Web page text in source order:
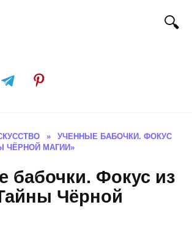
»
УЧЕННЫЕ БАБОЧКИ. ФОКУС
ЧЁРНОЙ МАГИИ»
бабочки. Фокус из
Чёрной